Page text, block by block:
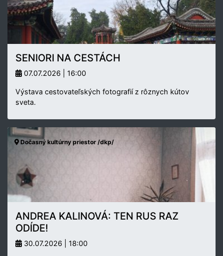
SENIORI NA CESTÁCH
07.07.2026 | 16:00
Výstava cestovateľských fotografií z rôznych kútov
sveta.
Dočasný kultúrny priestor /dkp/
ANDREA KALINOVÁ: TEN RUS RAZ
ODÍDE!
30.07.2026 | 18:00